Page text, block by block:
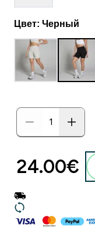
Цвет: Черный
24.00€‎